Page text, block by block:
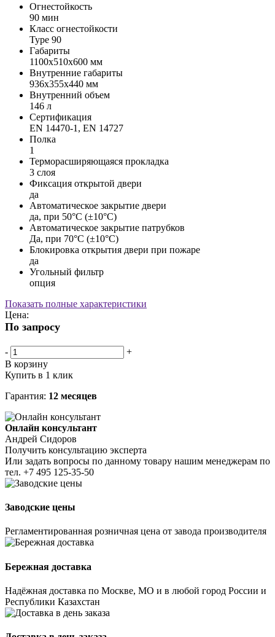
Огнестойкость
90 мин
Класс огнестойкости
Type 90
Габариты
1100x510x600 мм
Внутренние габариты
936x355x440 мм
Внутренний объем
146 л
Сертификация
EN 14470-1, EN 14727
Полка
1
Терморасширяющаяся прокладка
3 слоя
Фиксация открытой двери
да
Автоматическое закрытие двери
да, при 50°C (±10°C)
Автоматическое закрытие патрубков
Да, при 70°C (±10°C)
Блокировка открытия двери при пожаре
да
Угольный фильтр
опция
Показать полные характеристики
Цена:
По запросу
-
+
В корзину
Купить в 1 клик
Гарантия: 12 месяцев
Онлайн консультант
Андрей Сидоров
Получить консультацию эксперта
Или задать вопросы по данному товару нашим менеджерам по
тел. +7 495 125-35-50
Заводские цены
Регламентированная розничная цена от завода производителя
Бережная доставка
Надёжная доставка по Москве, МО и в любой город России и
Республики Казахстан